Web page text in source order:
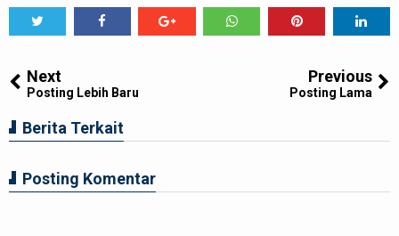
Next
Posting Lebih Baru
Previous
Posting Lama
Berita Terkait
Posting Komentar